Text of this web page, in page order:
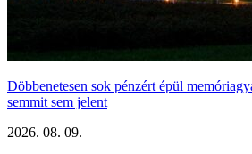
Döbbenetesen sok pénzért épül
semmit sem jelent
2026. 08. 09.